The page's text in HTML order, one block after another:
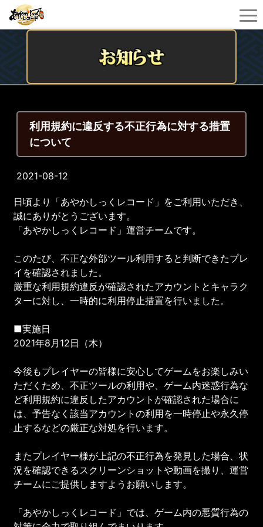
利用規約に違反する不正行為に対する措置
について
2021-08-12
日頃より「あやかしっくレコード」をご利用いただき、
誠にありがとうございます。
「あやかしっくレコード」運営チームです。
このたび、不正な外部ツール利用すると判断できたプレ
イを確認されました。
厳重な利用規約違反が確認されたアカウントとキャラク
ターに対し、一時的に利用停止措置を行いました。
■実施日
2021年8月12日（木）
今後もプレイヤーの皆様に安心してゲームをお楽しみい
ただくため、不正ツールの利用や、ゲーム内迷惑行為な
ど利用規約に違反したアカウントが確認された場合に
は、予告なく該当アカウントの利用を一時停止や永久停
止するなどの厳正な対処を行います。
またプレイヤー様が上記の不正行為を発見した場合、状
況を確認できるスクリーンショットや動画を撮り、運営
チームにご提供しますようお願いします。
「あやかしっくレコード」では、ゲーム内の悪質行為の